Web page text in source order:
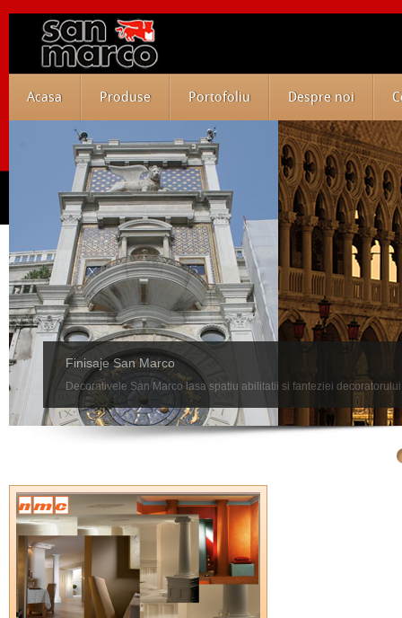
Acasa Produse Portofoliu Despre noi
Finisaje San Marco
Decorativele San Marco lasa spatiu abilitatii si fanteziei